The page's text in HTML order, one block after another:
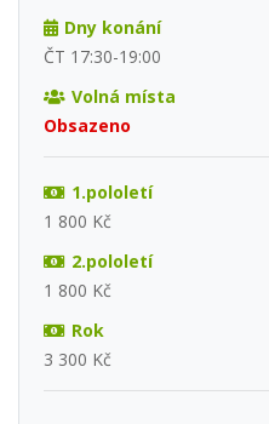
Dny konání
ČT 17:30-19:00
Volná místa
Obsazeno
1.pololetí
1 800 Kč
2.pololetí
1 800 Kč
Rok
3 300 Kč